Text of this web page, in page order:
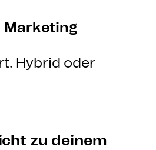
Marketing
Hybrid oder
zu deinem